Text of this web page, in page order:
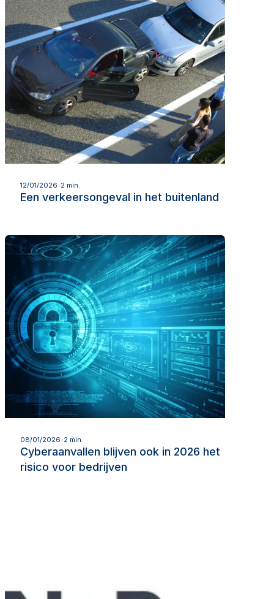
12/01/2026 2 min.
Een verkeersongeval in het buitenland
Lees meer
08/01/2026 2 min.
Cyberaanvallen blijven ook in 2026 het
risico voor bedrijven
Lees meer